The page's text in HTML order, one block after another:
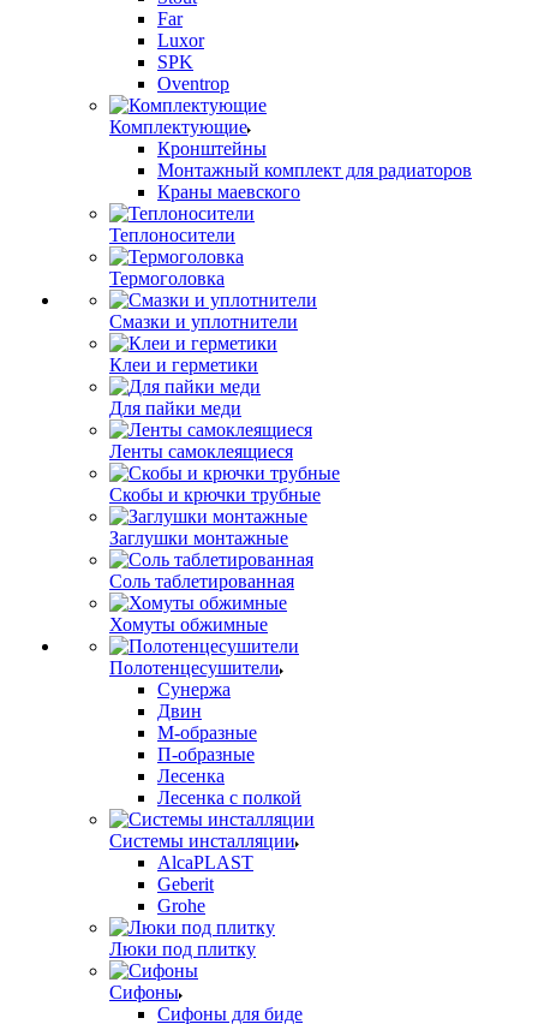
Far
Luxor
SPK
Oventrop
Комплектующие
Кронштейны
Монтажный комплект для радиаторов
Краны маевского
Теплоносители
Термоголовка
Смазки и уплотнители
Клеи и герметики
Для пайки меди
Ленты самоклеящиеся
Скобы и крючки трубные
Заглушки монтажные
Соль таблетированная
Хомуты обжимные
Полотенцесушители
Сунержа
Двин
М-образные
П-образные
Лесенка
Лесенка с полкой
Системы инсталляции
AlcaPLAST
Geberit
Grohe
Люки под плитку
Сифоны
Сифoны для биде